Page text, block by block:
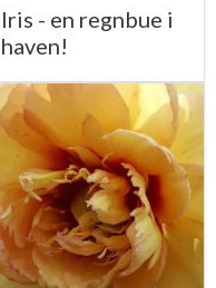
Iris - en regnbue i
haven!